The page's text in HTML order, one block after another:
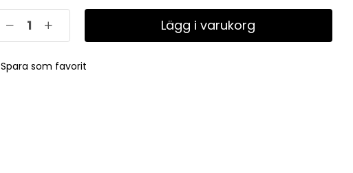
Lägg i varukorg
Spara som favorit